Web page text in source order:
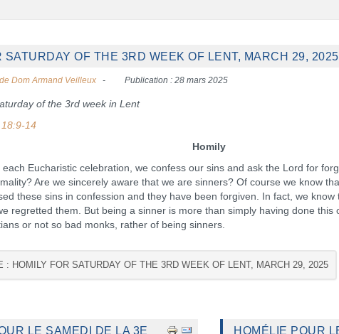
SATURDAY OF THE 3RD WEEK OF LENT, MARCH 29, 2025
Dom Armand Veilleux Publication : 28 mars 2025
of the 3rd week in Lent
14
Homily
Eucharistic celebration, we confess our sins and ask the Lord for
Are we sincerely aware that we are sinners? Of course we know
these sins in confession and they have been forgiven. In fact, we
regretted them. But being a sinner is more than simply having done this
or not so bad monks, rather of being sinners.
: HOMILY FOR SATURDAY OF THE 3RD WEEK OF LENT, MARCH 29, 2025
LE SAMEDI DE LA 3E
HOMÉLIE POUR